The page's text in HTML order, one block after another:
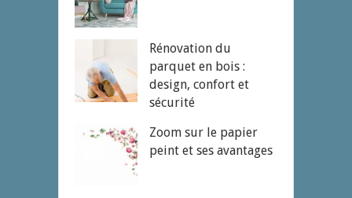
Rénovation du
parquet en bois :
design, confort et
sécurité
Zoom sur le papier
peint et ses avantages